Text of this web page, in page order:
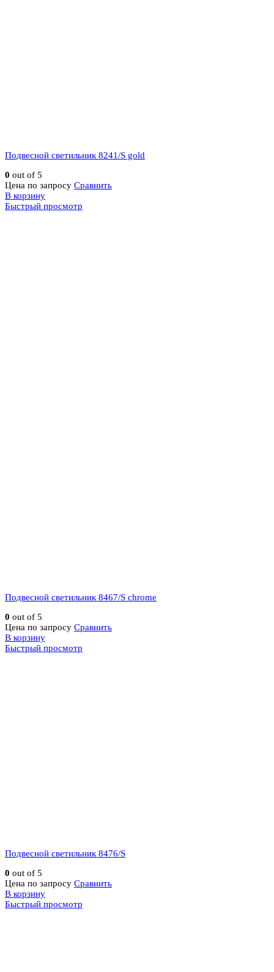
Подвесной светильник 8241/S gold
0 out of 5
Цена по запросу Сравнить
В корзину
Быстрый просмотр
Подвесной светильник 8467/S chrome
0 out of 5
Цена по запросу Сравнить
В корзину
Быстрый просмотр
Подвесной светильник 8476/S
0 out of 5
Цена по запросу Сравнить
В корзину
Быстрый просмотр